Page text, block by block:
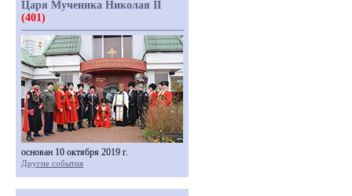
Царя Мученика Николая II
(401)
основан 10 октября 2019 г.
Другие события